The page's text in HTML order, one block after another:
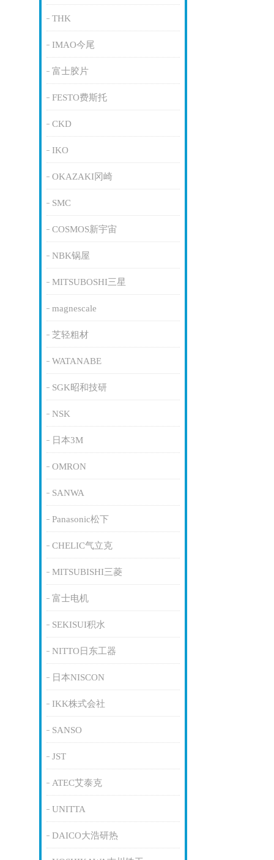
THK
IMAO今尾
富士胶片
FESTO费斯托
CKD
IKO
OKAZAKI冈崎
SMC
COSMOS新宇宙
NBK锅屋
MITSUBOSHI三星
magnescale
芝轻粗材
WATANABE
SGK昭和技研
NSK
日本3M
OMRON
SANWA
Panasonic松下
CHELIC气立克
MITSUBISHI三菱
富士电机
SEKISUI积水
NITTO日东工器
日本NISCON
IKK株式会社
SANSO
JST
ATEC艾泰克
UNITTA
DAICO大浩研热